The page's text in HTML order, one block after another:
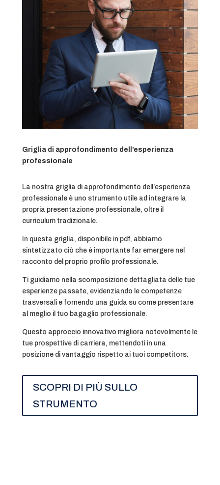
Griglia di approfondimento dell’esperienza
professionale
La nostra griglia di approfondimento dell’esperienza
professionale è uno strumento utile ad integrare la
propria presentazione professionale, oltre il
curriculum tradizionale.
In questa griglia, disponibile in pdf, abbiamo
sintetizzato ciò che è importante far emergere nel
racconto del proprio profilo professionale.
Ti guidiamo nella scomposizione dettagliata delle tue
esperienze passate, evidenziando le competenze
trasversali e fornendo una guida su come presentare
al meglio il tuo bagaglio professionale.
Questo approccio innovativo migliora notevolmente le
tue prospettive di carriera, mettendoti in una
posizione di vantaggio rispetto ai tuoi competitors.
SCOPRI DI PIÙ SULLO
STRUMENTO